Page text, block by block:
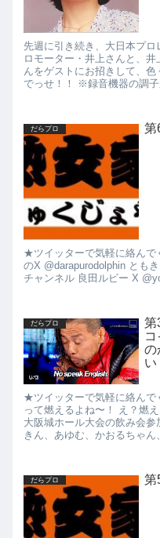
先週に引き続き、大日本プ
ロモーター・井上さんと、
んをゲストにお招きして、
でっせ！！ ※録音機器の調
だらプロ 第
★ツイッターで気軽に絡んで
のX @darapurodolphin とも
チャンネル 良田ルビー X
だらプロ
第
の
い
★ツイッターで気軽に絡んで
って燃えるよね〜！ え？燃
大阪城ホール大会の飲み会
きん、あゆむ、かおるちゃん
だらプロ 第